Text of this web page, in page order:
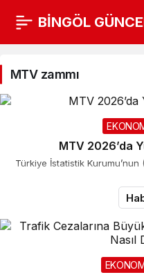
BİNGÖL
MTV
zammı
Haberleri
MTV zammı
MTV 2026’da
Türkiye İstatistik